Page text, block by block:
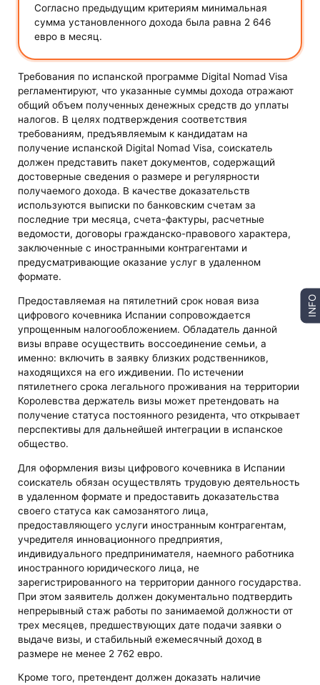
Согласно предыдущим критериям минимальная
сумма установленного дохода была равна 2 646
евро в месяц.
Требования по испанской программе Digital Nomad Visa
регламентируют, что указанные суммы дохода отражают
общий объем полученных денежных средств до уплаты
налогов. В целях подтверждения соответствия
требованиям, предъявляемым к кандидатам на
получение испанской Digital Nomad Visa, соискатель
должен представить пакет документов, содержащий
достоверные сведения о размере и регулярности
получаемого дохода. В качестве доказательств
используются выписки по банковским счетам за
последние три месяца, счета-фактуры, расчетные
ведомости, договоры гражданско-правового характера,
заключенные с иностранными контрагентами и
предусматривающие оказание услуг в удаленном
формате.
Предоставляемая на пятилетний срок новая виза
цифрового кочевника Испании сопровождается
упрощенным налогообложением. Обладатель данной
визы вправе осуществить воссоединение семьи, а
именно: включить в заявку близких родственников,
находящихся на его иждивении. По истечении
пятилетнего срока легального проживания на территории
Королевства держатель визы может претендовать на
получение статуса постоянного резидента, что открывает
перспективы для дальнейшей интеграции в испанское
общество.
Для оформления визы цифрового кочевника в Испании
соискатель обязан осуществлять трудовую деятельность
в удаленном формате и предоставить доказательства
своего статуса как самозанятого лица,
предоставляющего услуги иностранным контрагентам,
учредителя инновационного предприятия,
индивидуального предпринимателя, наемного работника
иностранного юридического лица, не
зарегистрированного на территории данного государства.
При этом заявитель должен документально подтвердить
непрерывный стаж работы по занимаемой должности от
трех месяцев, предшествующих дате подачи заявки о
выдаче визы, и стабильный ежемесячный доход в
размере не менее 2 762 евро.
Кроме того, претендент должен доказать наличие
INFO